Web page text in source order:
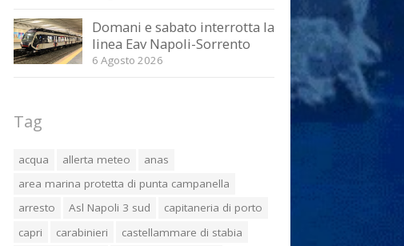
Domani e sabato interrotta la
linea Eav Napoli-Sorrento
6 Agosto 2026
Tag
acqua allerta meteo
anas
area marina protetta di punta campanella
arresto
Asl Napoli 3 sud
capitaneria di porto
capri
carabinieri
castellammare di stabia